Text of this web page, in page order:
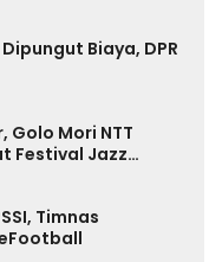
Biaya, DPR
Golo Mori NTT
Festival Jazz
Timnas